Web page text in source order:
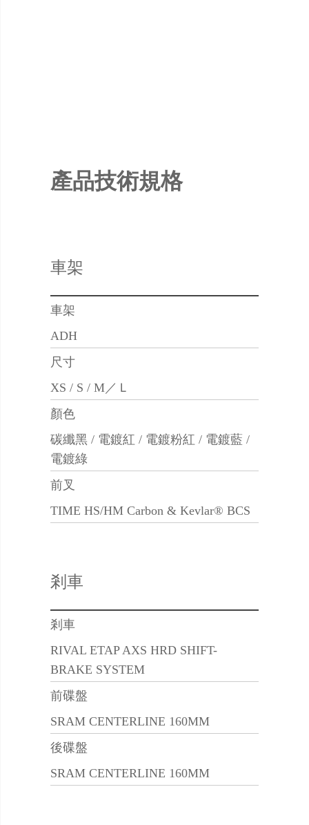
產品技術規格
車架
車架
ADH
尺寸
XS / S / M／Ｌ
顏色
碳纖黑 / 電鍍紅 / 電鍍粉紅 / 電鍍藍 /
電鍍綠
前叉
TIME HS/HM Carbon & Kevlar® BCS
剎車
剎車
RIVAL ETAP AXS HRD SHIFT-
BRAKE SYSTEM
前碟盤
SRAM CENTERLINE 160MM
後碟盤
SRAM CENTERLINE 160MM